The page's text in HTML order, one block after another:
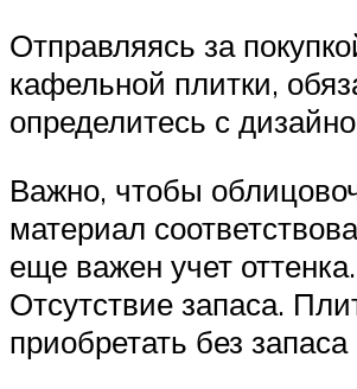
Отправляясь за
кафельной плитки,
определитесь с
Важно, чтобы
материал
еще важен учет оттенка.
Отсутствие запаса.
приобретать без запаса